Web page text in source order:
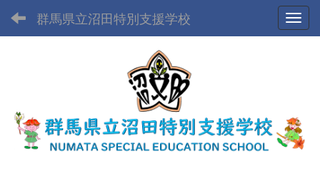
群馬県立沼田特別支援学校